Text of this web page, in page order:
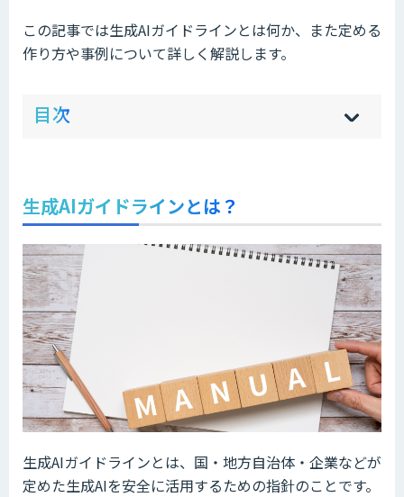
この記事では生成AIガイドラインとは何か、また定める
作り方や事例について詳しく解説します。
目次 hi
]
sh
]
生成AIガイドラインとは？
生成AIガイドラインとは、国・地方自治体・企業などが
定めた生成AIを安全に活用するための指針のことです。